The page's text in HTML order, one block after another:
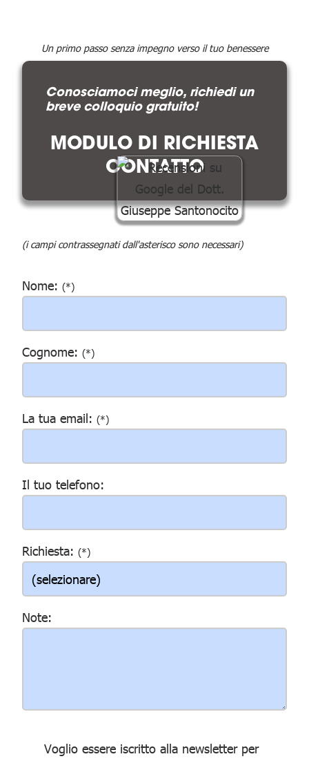
Un primo passo senza impegno verso il tuo benessere
Conosciamoci meglio, richiedi un
breve colloquio gratuito!
MODULO DI RICHIESTA
CONTATTO
(i campi contrassegnati dall'asterisco sono necessari)
Nome: (*)
Cognome: (*)
La tua email: (*)
Il tuo telefono:
Richiesta: (*)
Note:
Voglio essere iscritto alla newsletter per